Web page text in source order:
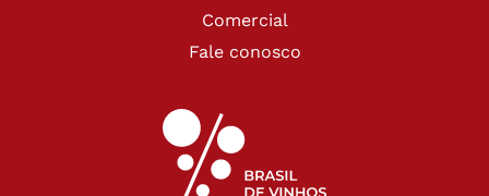
Comercial
Fale conosco